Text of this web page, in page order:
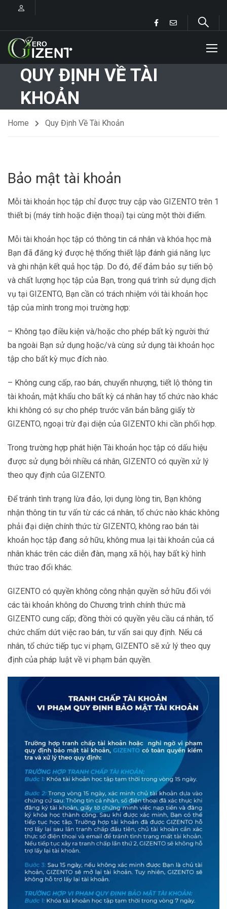
QUY ĐỊNH VỀ TÀI
KHOẢN
Home Quy Định Về Tài Khoản
Bảo mật tài khoản
Mỗi tài khoản học tập chỉ được truy cập vào GIZENTO trên 1
thiết bị (máy tính hoặc điện thoại) tại cùng một thời điểm.
Mỗi tài khoản học tập có thông tin cá nhân và khóa học mà
Bạn đã đăng ký được hệ thống thiết lập đánh giá năng lực
và ghi nhận kết quả học tập. Do đó, để đảm bảo sự tiến bộ
và chất lượng học tập của Bạn, trong quá trình sử dụng dịch
vụ tại GIZENTO, Bạn cần có trách nhiệm với tài khoản học
tập của mình trong mọi trường hợp:
– Không tạo điều kiện và/hoặc cho phép bất kỳ người thứ
ba ngoài Bạn sử dụng hoặc/và cùng sử dụng tài khoản học
tập cho bất kỳ mục đích nào.
– Không cung cấp, rao bán, chuyển nhượng, tiết lộ thông tin
tài khoản, mật khẩu cho bất kỳ cá nhân hay tổ chức nào khác
khi không có sự cho phép trước văn bản bằng giấy tờ
GIZENTO, ngoại trừ đại diện của GIZENTO khi cần phối hợp.
Trong trường hợp phát hiện Tài khoản học tập có dấu hiệu
được sử dụng bởi nhiều cá nhân, GIZENTO có quyền xử lý
theo quy định của GIZENTO.
Để tránh tình trạng lừa đảo, lợi dụng lòng tin, Bạn không
nhận thông tin tư vấn từ các cá nhân, tổ chức nào khác không
phải đại diện chính thức từ GIZENTO, không rao bán tài
khoản học tập đang sở hữu, không mua lại tài khoản của cá
nhân khác trên các diễn đàn, mạng xã hội, hay bất kỳ hình
thức trao đổi khác.
GIZENTO có quyền không công nhận quyền sở hữu đối với
các tài khoản không do Chương trình chính thức mà
GIZENTO cung cấp; đồng thời có quyền yêu cầu cá nhân, tổ
chức chấm dứt việc rao bán, tư vấn sai quy định. Nếu cá
nhân, tổ chức tiếp tục vi phạm, GIZENTO sẽ xử lý theo quy
định của pháp luật về vi phạm bản quyền.